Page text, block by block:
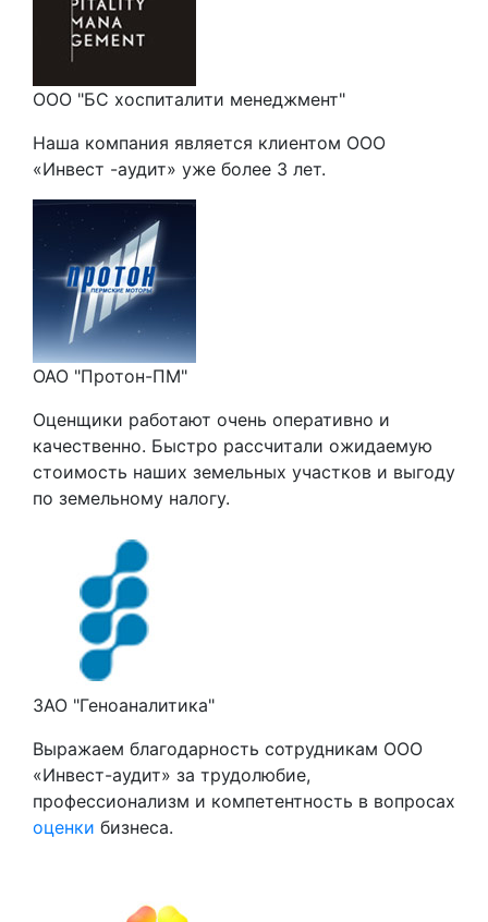
ООО "БС хоспиталити менеджмент"
Наша компания является клиентом ООО
«Инвест -аудит» уже более 3 лет.
ОАО "Протон-ПМ"
Оценщики работают очень оперативно и
качественно. Быстро рассчитали ожидаемую
стоимость наших земельных участков и выгоду
по земельному налогу.
ЗАО "Геноаналитика"
Выражаем благодарность сотрудникам ООО
«Инвест-аудит» за трудолюбие,
профессионализм и компетентность в вопросах
оценки бизнеса.